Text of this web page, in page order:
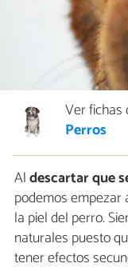
Ver fichas
Perros
Aldescartar que
podemos
la piel del perro.
naturales puesto
tener efectos